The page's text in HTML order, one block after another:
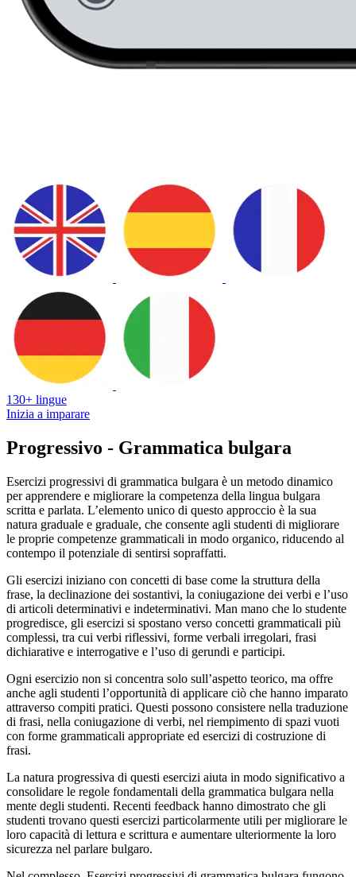
130+ lingue
Inizia a imparare
Progressivo - Grammatica bulgara
Esercizi progressivi di grammatica bulgara è un metodo dinamico
per apprendere e migliorare la competenza della lingua bulgara
scritta e parlata. L’elemento unico di questo approccio è la sua
natura graduale e graduale, che consente agli studenti di migliorare
le proprie competenze grammaticali in modo organico, riducendo al
contempo il potenziale di sentirsi sopraffatti.
Gli esercizi iniziano con concetti di base come la struttura della
frase, la declinazione dei sostantivi, la coniugazione dei verbi e l’uso
di articoli determinativi e indeterminativi. Man mano che lo studente
progredisce, gli esercizi si spostano verso concetti grammaticali più
complessi, tra cui verbi riflessivi, forme verbali irregolari, frasi
dichiarative e interrogative e l’uso di gerundi e participi.
Ogni esercizio non si concentra solo sull’aspetto teorico, ma offre
anche agli studenti l’opportunità di applicare ciò che hanno imparato
attraverso compiti pratici. Questi possono consistere nella traduzione
di frasi, nella coniugazione di verbi, nel riempimento di spazi vuoti
con forme grammaticali appropriate ed esercizi di costruzione di
frasi.
La natura progressiva di questi esercizi aiuta in modo significativo a
consolidare le regole fondamentali della grammatica bulgara nella
mente degli studenti. Recenti feedback hanno dimostrato che gli
studenti trovano questi esercizi particolarmente utili per migliorare le
loro capacità di lettura e scrittura e aumentare ulteriormente la loro
sicurezza nel parlare bulgaro.